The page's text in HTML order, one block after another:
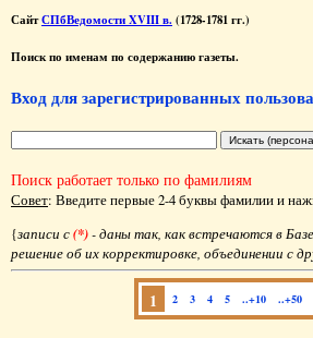
СайтСПбВедомости XVIII в. (1728-1781 гг.)
Поиск по именам по содержанию газеты.
Вход для зарегистрированных
Поиск работает только по фамилиям
Совет: Введите первые 2-4 буквы фамилии и
{записи с(*)- даны так, как встречаются в
решение об их корректировке, объединении с
1 2 3 4 5 ..+10 ..+50